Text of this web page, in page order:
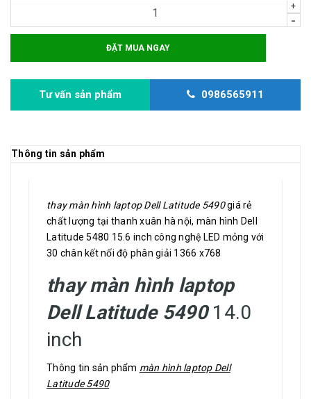
+
-
ĐẶT MUA NGAY
Tư vấn sản phẩm 0986565911
Thông tin sản phẩm
thay màn hình laptop Dell Latitude 5490giá rẻ
chất lượng tại thanh xuân hà nội, màn hình Dell
Latitude 5480 15.6 inch công nghệ LED mỏng với
30 chân kết nối độ phân giải 1366 x768
thay màn hình laptop
Dell Latitude 549014.0
inch
Thông tin sản phẩm màn hình laptop Dell
Latitude 5490